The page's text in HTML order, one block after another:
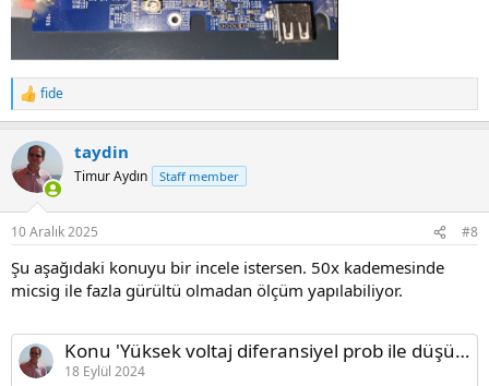
R
e
c
t
i
s
fide
taydin
Timur Aydın Staff member
10 Aralık 2025 #8
Şu aşağıdaki konuyu bir incele istersen. 50x kademesinde
micsig ile fazla gürültü olmadan ölçüm yapılabiliyor.
Konu 'Yüksek voltaj diferansiyel prob ile düşük voltaj ölçümü'
18 Eylül 2024